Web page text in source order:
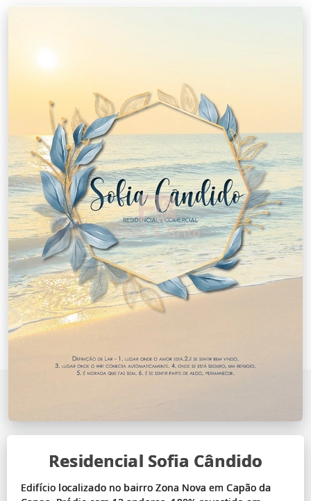
Residencial Sofia Cândido
Edifício localizado no bairro Zona Nova em Capão da